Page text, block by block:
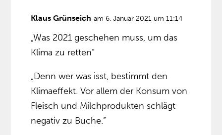
Klaus Grünseich am 6. Januar 2021 um 11:14
„Was 2021 geschehen muss, um das
Klima zu retten”
„Denn wer was isst, bestimmt den
Klimaeffekt. Vor allem der Konsum von
Fleisch und Milchprodukten schlägt
negativ zu Buche.”